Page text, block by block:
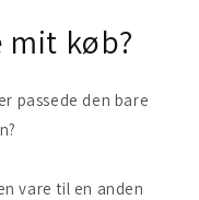
mit køb?
passede den bare
vare til en anden